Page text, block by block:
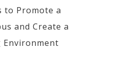
to Promote a
and Create a
Environment